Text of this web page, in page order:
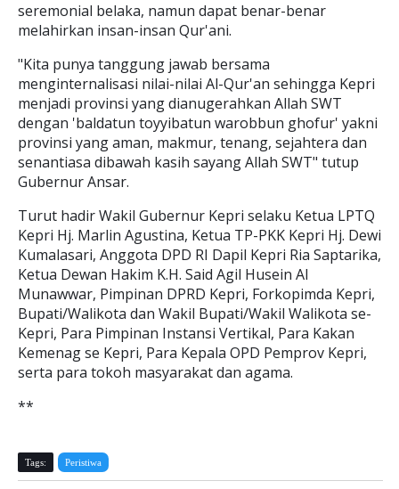
seremonial belaka, namun dapat benar-benar
melahirkan insan-insan Qur'ani.
"Kita punya tanggung jawab bersama
menginternalisasi nilai-nilai Al-Qur'an sehingga Kepri
menjadi provinsi yang dianugerahkan Allah SWT
dengan 'baldatun toyyibatun warobbun ghofur' yakni
provinsi yang aman, makmur, tenang, sejahtera dan
senantiasa dibawah kasih sayang Allah SWT" tutup
Gubernur Ansar.
Turut hadir Wakil Gubernur Kepri selaku Ketua LPTQ
Kepri Hj. Marlin Agustina, Ketua TP-PKK Kepri Hj. Dewi
Kumalasari, Anggota DPD RI Dapil Kepri Ria Saptarika,
Ketua Dewan Hakim K.H. Said Agil Husein Al
Munawwar, Pimpinan DPRD Kepri, Forkopimda Kepri,
Bupati/Walikota dan Wakil Bupati/Wakil Walikota se-
Kepri, Para Pimpinan Instansi Vertikal, Para Kakan
Kemenag se Kepri, Para Kepala OPD Pemprov Kepri,
serta para tokoh masyarakat dan agama.
**
Tags: Peristiwa